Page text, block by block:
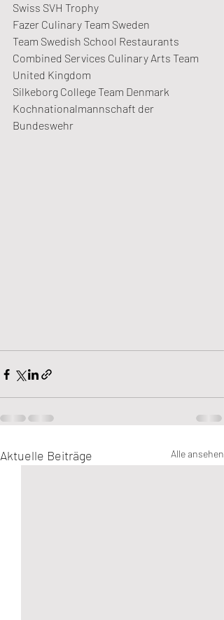
Swiss SVH Trophy
Fazer Culinary Team Sweden
Team Swedish School Restaurants
Combined Services Culinary Arts Team
United Kingdom
Silkeborg College Team Denmark
Kochnationalmannschaft der
Bundeswehr
Aktuelle Beiträge Alle ansehen